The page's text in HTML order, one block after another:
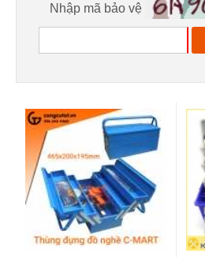
Nhập mã bảo vệ